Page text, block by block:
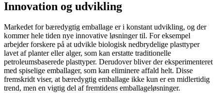
Innovation og udvikling
Markedet for bæredygtig emballage er i konstant udvikling, og der
kommer hele tiden nye innovative løsninger til. For eksempel
arbejder forskere på at udvikle biologisk nedbrydelige plasttyper
lavet af planter eller alger, som kan erstatte traditionelle
petroleumsbaserede plasttyper. Derudover bliver der eksperimenteret
med spiselige emballager, som kan eliminere affald helt. Disse
fremskridt viser, at bæredygtig emballage ikke kun er en midlertidig
trend, men en vigtig del af fremtidens emballageløsninger.